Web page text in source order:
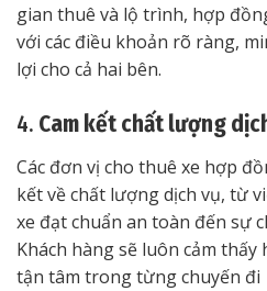
gian thuê và lộ trình, hợp
với các điều khoản rõ ràng,
lợi cho cả hai bên.
4. Cam kết chất lượng
Các đơn vị cho thuê xe hợp
kết về chất lượng dịch vụ, từ
xe đạt chuẩn an toàn đến sự
Khách hàng sẽ luôn cảm
tận tâm trong từng chuyến đi